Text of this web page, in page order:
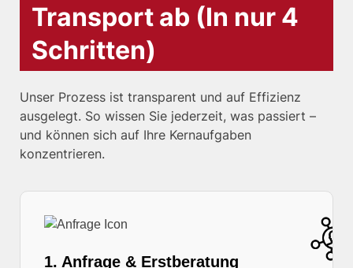
Transport ab (In nur 4
Schritten)
Unser Prozess ist transparent und auf Effizienz
ausgelegt. So wissen Sie jederzeit, was passiert –
und können sich auf Ihre Kernaufgaben
konzentrieren.
1. Anfrage & Erstberatung